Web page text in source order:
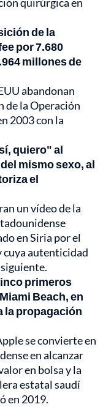
de la
por 7.680
millones de
abandonan
de la Operación
2003 con la
quiero" al
mismo sexo, al
el
un vídeo de la
en Siria por el
cuya autenticidad
primeros
Beach, en
la propagación
se convierte en
en alcanzar
en bolsa y la
estatal saudí
en 2019.